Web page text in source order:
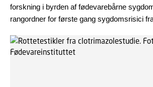
forskning i byrden af fødevarebårne
rangordner for første gang sygdomsrisici
campylobacter har den højeste
øvrige fødevarebårne sygdomme i